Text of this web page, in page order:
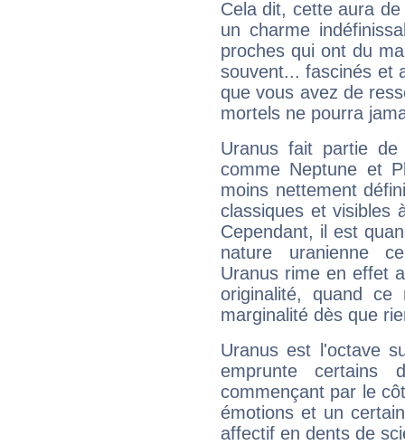
Cela dit, cette aura
un charme
proches qui ont du
souvent... fascinés et
que vous avez de
mortels ne pourra
Uranus fait partie
comme Neptune et
moins nettement
classiques et visibles
Cependant, il est
nature uranienne
Uranus rime en effet
originalité, quand ce
marginalité dès que
Uranus est l'octave
emprunte
commençant par le
émotions et un
affectif en dents de